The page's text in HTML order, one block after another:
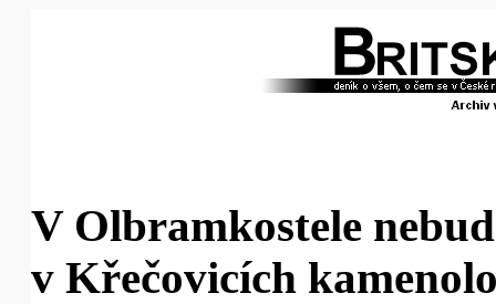
V Olbramkostele
v Křečovicích